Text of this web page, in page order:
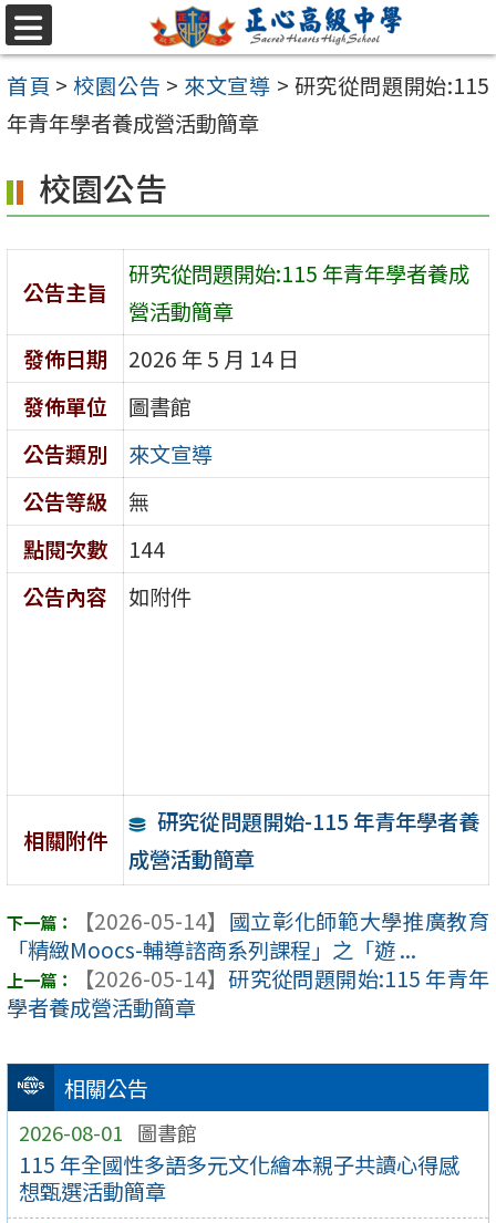
跳至主要內容區
選
單
首頁 >校園公告 > 來文宣導 > 研究從問題開始:115
年青年學者養成營活動簡章
相關公告
2026-08-01 圖書館
115 年全國性多語多元文化繪本親子共讀心得感
想甄選活動簡章
校園公告
公告主旨
研究從問題開始:115 年青年學者養成
營活動簡章
發佈日期
2026 年 5 月 14 日
發佈單位
圖書館
公告類別
來文宣導
公告等級
無
點閱次數
144
公告內容
如附件
相關附件
研究從問題開始-115 年青年學者養
成營活動簡章
【2026-05-14】 國立彰化師範大學推廣教育
「精緻Moocs-輔導諮商系列課程」之「遊 ...
【2026-05-14】 研究從問題開始:115 年青年
學者養成營活動簡章